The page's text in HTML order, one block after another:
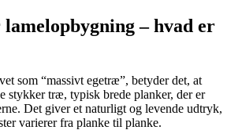
– hvad er
som “massivt egetræ”, betyder det, at
stykker træ, typisk brede planker, der er
Det giver et naturligt og levende udtryk,
varierer fra planke til planke.